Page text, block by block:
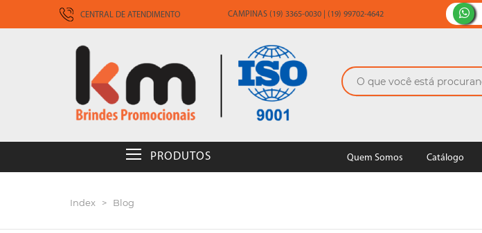
CENTRAL DE ATENDIMENTO CAMPINAS (19) 3365-0030 | (19) 99702-4642
PRODUTOS Quem Somos Catálogo
Index > Blog